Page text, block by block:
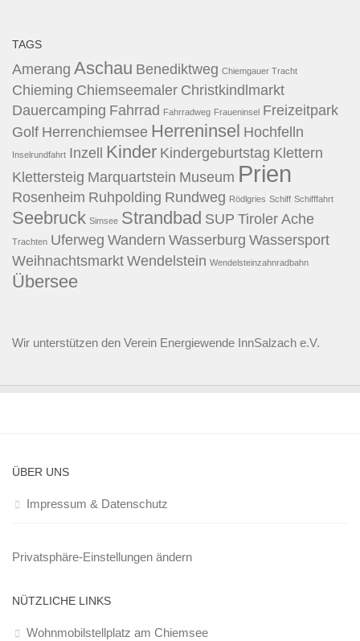
TAGS
Amerang Aschau Benediktweg Chiemgauer Tracht
Chieming Chiemseemaler Christkindlmarkt
Dauercamping Fahrrad Fahrradweg Fraueninsel Freizeitpark
Golf Herrenchiemsee Herreninsel Hochfelln
Inselrundfahrt Inzell Kinder Kindergeburtstag Klettern
Klettersteig Marquartstein Museum Prien
Rosenheim Ruhpolding Rundweg Rödlgries Schiff Schifffahrt
Seebruck Simsee Strandbad SUP Tiroler Ache
Trachten Uferweg Wandern Wasserburg Wassersport
Weihnachtsmarkt Wendelstein Wendelsteinzahnradbahn
Übersee
Wir unterstützen den Verein Energiewende InnSalzach e.V.
ÜBER UNS
Impressum & Datenschutz
Privatsphäre-Einstellungen ändern
NÜTZLICHE LINKS
Wohnmobilstellplatz am Chiemsee